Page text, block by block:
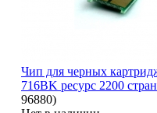
Чип для черных
716BK ресурс 2200
96880)